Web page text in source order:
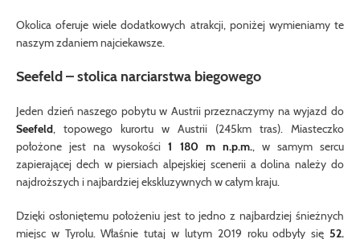
Okolica oferuje wiele dodatkowych atrakcji, poniżej wymieniamy te
naszym zdaniem najciekawsze.
Seefeld – stolica narciarstwa biegowego
Jeden dzień naszego pobytu w Austrii przeznaczymy na wyjazd do
Seefeld, topowego kurortu w Austrii (245km tras). Miasteczko
położone jest na wysokości1 180 m n.p.m., w samym sercu
zapierającej dech w piersiach alpejskiej scenerii a dolina należy do
najdroższych i najbardziej ekskluzywnych w całym kraju.
Dzięki osłoniętemu położeniu jest to jedno z najbardziej śnieżnych
miejsc w Tyrolu. Właśnie tutaj w lutym 2019 roku odbyły się 52.